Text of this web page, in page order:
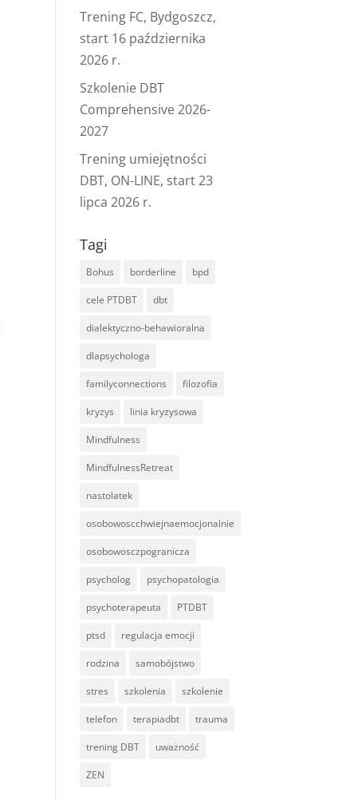
Trening FC, Bydgoszcz,
start 16 października
2026 r.
Szkolenie DBT
Comprehensive 2026-
2027
Trening umiejętności
DBT, ON-LINE, start 23
lipca 2026 r.
Tagi
Bohus borderline bpd
cele PTDBT dbt
dialektyczno-behawioralna
dlapsychologa
familyconnections filozofia
kryzys linia kryzysowa
Mindfulness
MindfulnessRetreat
nastolatek
osobowoscchwiejnaemocjonalnie
osobowosczpogranicza
psycholog psychopatologia
psychoterapeuta PTDBT
ptsd regulacja emocji
rodzina samobójstwo
stres szkolenia szkolenie
telefon terapiadbt trauma
trening DBT uważność
ZEN